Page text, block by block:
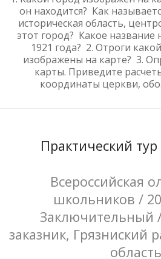
он находится? Как
историческая область,
этот город? Какое название
1921 года? 2. Отроги
изображены на карте? 3.
карты. Приведите
координаты церкви,
Практический
Всероссийская
школьников /
Заключительный
заказник, Грязниский
область